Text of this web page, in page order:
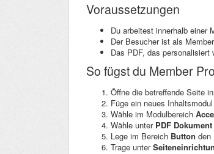
Voraussetzungen
Du arbeitest innerhalb einer
Der Besucher ist als
Das PDF, das
So fügst du Member
Öffne die betreffende Seite
Füge ein neues
Wähle im Modulbereich
Wähle unter PDF Dokument
Lege im Bereich Button den
Trage unter